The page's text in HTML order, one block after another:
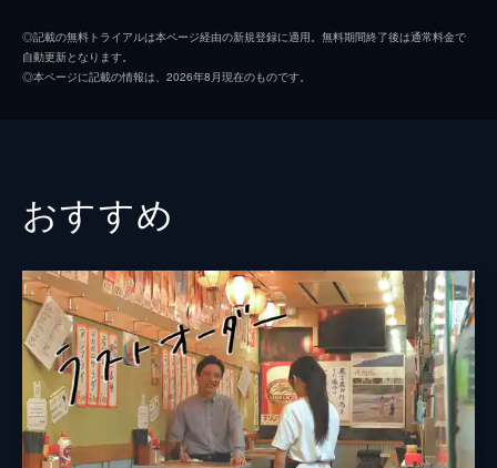
池村碧彩
浅野千鶴
坂口辰平
監督 東かほり
◎記載の無料トライアルは本ページ経由の新規登録に適用。無料期間終了後は通常料金で
自動更新となります。
◎本ページに記載の情報は、2026年8月現在のものです。
おすすめ